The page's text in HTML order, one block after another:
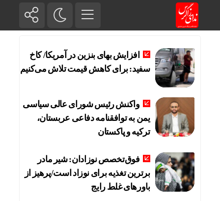
افزایش بهای بنزین در آمریکا/ کاخ
سفید: برای کاهش قیمت تلاش می‌کنیم
واکنش رئیس شورای عالی سیاسی
یمن به توافقنامه دفاعی عربستان،
ترکیه و پاکستان
فوق‌تخصص نوزادان: شیر مادر
برترین تغذیه برای نوزاد است/پرهیز از
باورهای غلط رایج